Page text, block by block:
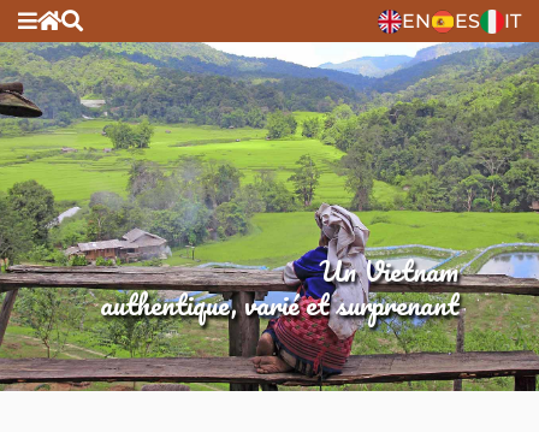
EN ES IT
Un Vietnam
authentique, varié et surprenant